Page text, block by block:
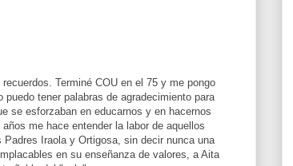
Terminé COU en el 75 y me pongo
tener palabras de agradecimiento para
se esforzaban en educarnos y en hacernos
me hace entender la labor de aquellos
Padres Iraola y Ortigosa, sin decir nunca una
en su enseñanza de valores, a Aita